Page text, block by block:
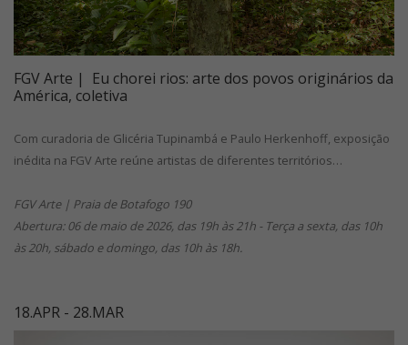
FGV Arte | Eu chorei rios: arte dos povos originários da
América, coletiva
Com curadoria de Glicéria Tupinambá e Paulo Herkenhoff, exposição
inédita na FGV Arte reúne artistas de diferentes territórios…
FGV Arte | Praia de Botafogo 190
Abertura: 06 de maio de 2026, das 19h às 21h - Terça a sexta, das 10h
às 20h, sábado e domingo, das 10h às 18h.
18.APR - 28.MAR